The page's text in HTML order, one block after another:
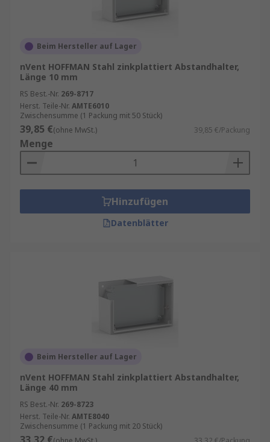
Beim Hersteller auf Lager
nVent HOFFMAN Stahl zinkplattiert Abstandhalter,
Länge 10 mm
RS Best.-Nr. 269-8717
Herst. Teile-Nr. AMTE6010
Zwischensumme (1 Packung mit 50 Stück)
39,85 €(ohne MwSt.) 39,85 €/Packung
Menge
Hinzufügen
Datenblätter
Beim Hersteller auf Lager
nVent HOFFMAN Stahl zinkplattiert Abstandhalter,
Länge 40 mm
RS Best.-Nr. 269-8723
Herst. Teile-Nr. AMTE8040
Zwischensumme (1 Packung mit 20 Stück)